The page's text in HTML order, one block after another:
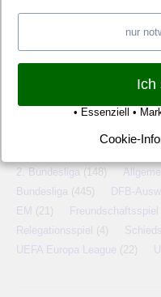
Ostseebad Warnemünde
2. Bundesliga(148)
Bundesliga (445) DFB-
EM (21) Freundschaftsspiel
Relegationsspiel (4)
UEFA Europa League (22)
nur
Ich
• Essenziell •
Cookie-